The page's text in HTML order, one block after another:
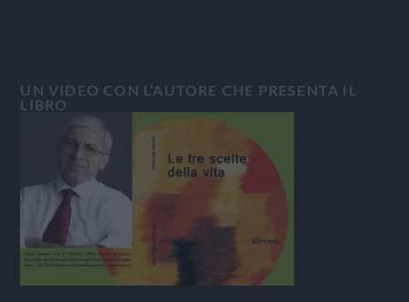
UN VIDEO CON L’AUTORE CHE PRESENTA IL
LIBRO